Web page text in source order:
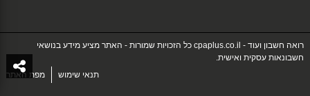
נקודות זיכוי לבוגרי תואר אקדמי...
הקמה וניהול של חברה משפחתית...
רואה חשבון ועוד - cpaplus.co.il כל הזכויות שמורות - האתר מציע מידע בנושאי
חשבונאות עסקית ואישית.
תנאי שימוש
מפת האתר